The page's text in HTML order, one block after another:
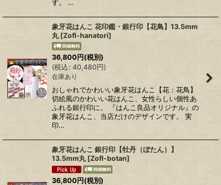
す。 …
象牙花はんこ 花印鑑・銀行印【花鳥】13.5mm
丸 [Zofl-hanatori]
36,800円(税別)
(税込: 40,480円)
在庫あり
おしゃれでかわいい象牙花はんこ【花：花鳥】
切絵風のかわいい花はんこ、女性らしい個性あ
ふれる銀行印に。 『はんこ良品オリジナル』の
象牙花はんこ、当店だけのデザインです。 実
印…
象牙花はんこ 銀行印【牡丹（ぼたん）】
13.5mm丸 [Zofl-botan]
36,800円(税別)